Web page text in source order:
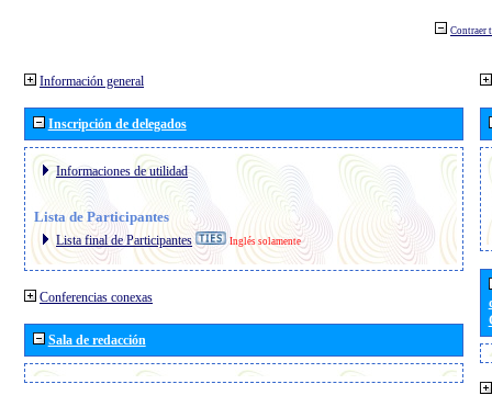
Contraer
Información general
Inscripción de delegados
Informaciones de utilidad
Lista de Participantes
Lista final de Participantes Inglés solamente
Conferencias conexas
Sala de redacción